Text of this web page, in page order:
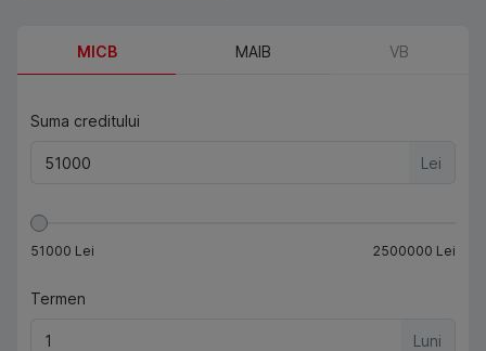
MICB MAIB VB
Suma creditului
Lei
51000 Lei 2500000 Lei
Termen
Luni